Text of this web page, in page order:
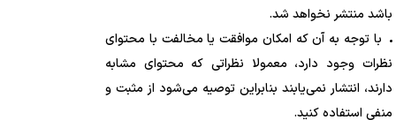
باشد منتشر نخواهد شد.
با توجه به آن که امکان موافقت یا مخالفت با محتوای
نظرات وجود دارد، معمولا نظراتی که محتوای مشابه
دارند، انتشار نمی‌یابند بنابراین توصیه می‌شود از مثبت و
منفی استفاده کنید.